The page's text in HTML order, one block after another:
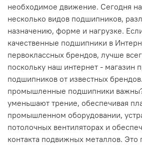
необходимое движение. Сегодня
несколько видов подшипников,
назначению, форме и нагрузке.
качественные подшипники в
первоклассных брендов, лучше
поскольку наш интернет - магазин
подшипников от известных
промышленные подшипники
уменьшают трение, обеспечивая
промышленном оборудовании,
потолочных вентиляторах и
контакта подвижных металлов. Это